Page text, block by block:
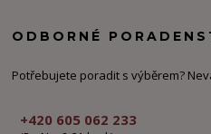
ODBORNÉ
Potřebujete poradit s výběrem?
+420 605 062 233